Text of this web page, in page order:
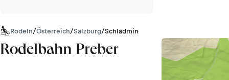
Rodeln/Österreich/Salzburg/Schladminger Tauern
Rodelbahn Preber